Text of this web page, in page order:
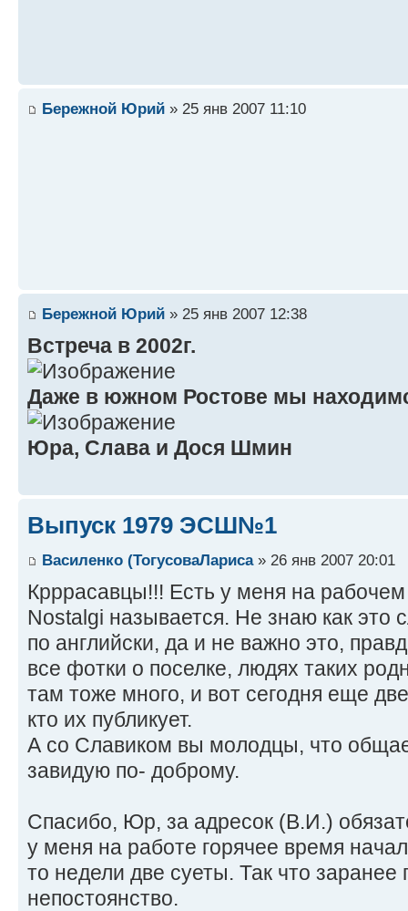
Бережной Юрий » 25 янв 2007 11:10
Бережной Юрий » 25 янв 2007 12:38
Встреча в 2002г.
Даже в южном Ростове мы
Юра, Слава и Дося Шмин
Выпуск 1979 ЭСШ№1
Василенко (ТогусоваЛариса» 26 янв 2007 20:01
Крррасавцы!!! Есть у меня на рабочем
Nostalgi называется. Не знаю как это
по английски, да и не важно это,
все фотки о поселке, людях таких
там тоже много, и вот сегодня еще
кто их публикует.
А со Славиком вы молодцы, что
завидую по- доброму.
Спасибо, Юр, за адресок (В.И.)
у меня на работе горячее время
то недели две суеты. Так что
непостоянство.